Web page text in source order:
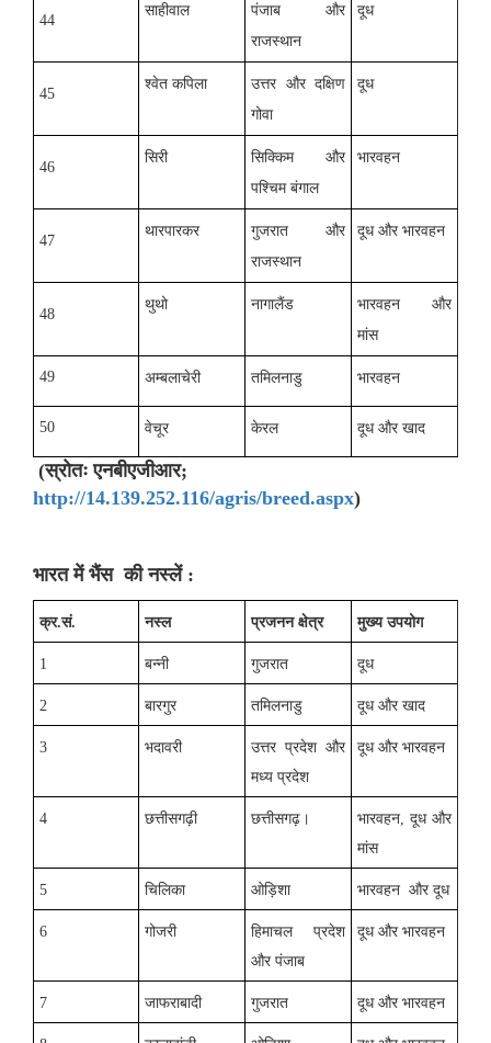
44
साहीवाल
पंजाब और
राजस्थान
दूध
45
श्वेत कपिला
उत्तर और दक्षिण
गोवा
दूध
46
सिरी
सिक्किम और
पश्चिम बंगाल
भारवहन
47
थारपारकर
गुजरात और
राजस्थान
दूध और भारवहन
48
थुथो नागालैंड
भारवहन और
मांस
49 अम्बलाचेरी तमिलनाडु भारवहन
50 वेचूर केरल दूध और खाद
(स्रोतः एनबीएजीआर;
http://14.139.252.116/agris/breed.aspx)
भारत में भैंस की नस्‍लें :
क्र.सं. नस्ल प्रजनन क्षेत्र मुख्य उपयोग
1 बन्नी गुजरात दूध
2 बारगुर तमिलनाडु दूध और खाद
3 भदावरी
उत्तर प्रदेश और
मध्य प्रदेश
दूध और भारवहन
4 छत्तीसगढ़ी छत्तीसगढ़। भारवहन दूध और
मांस
5 चिलिका ओड़िशा भारवहन और दूध
6 गोजरी
हिमाचल प्रदेश
और पंजाब
दूध और भारवहन
7 जाफराबादी गुजरात दूध और भारवहन